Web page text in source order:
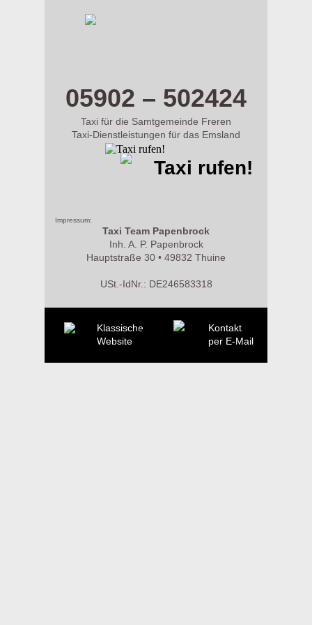
Impressum:
Taxi Team Papenbrock
Inh. A. P. Papenbrock
Hauptstraße 30 • 49832 Thuine
USt.-IdNr.: DE246583318
05902 – 502424
Taxi für die Samtgemeinde Freren
Taxi-Dienstleistungen für das Emsland
Taxi rufen!
Klassische
Website
Kontakt
per E-Mail